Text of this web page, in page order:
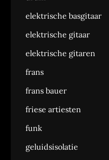
elektrische basgitaar
elektrische gitaar
elektrische gitaren
frans
frans bauer
friese artiesten
funk
geluidsisolatie